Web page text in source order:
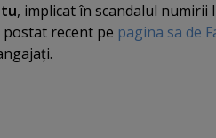
, implicat în scandalul numirii
recent pe pagina sa de